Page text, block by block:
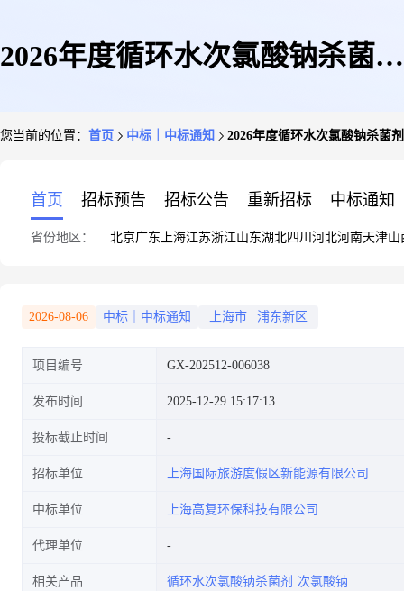
2026年度循环水次氯酸钠杀菌剂
您当前的位置： 首页 中标｜中标通知 2026年度循环水次氯酸钠杀菌
首页 招标预告 招标公告 重新招标 中标通知
省份地区： 北京广东 上海江苏浙江山东湖北四川 河北河南天津山
2026-08-06 中标｜中标通知 上海市 浦东新区
项目编号 GX-202512-006038
发布时间 2025-12-29 15:17:13
投标截止时间
招标单位 上海国际旅游度假区新能源有限公司
中标单位 上海高复环保科技有限公司
代理单位
相关产品 循环水次氯酸钠杀菌剂 次氯酸钠